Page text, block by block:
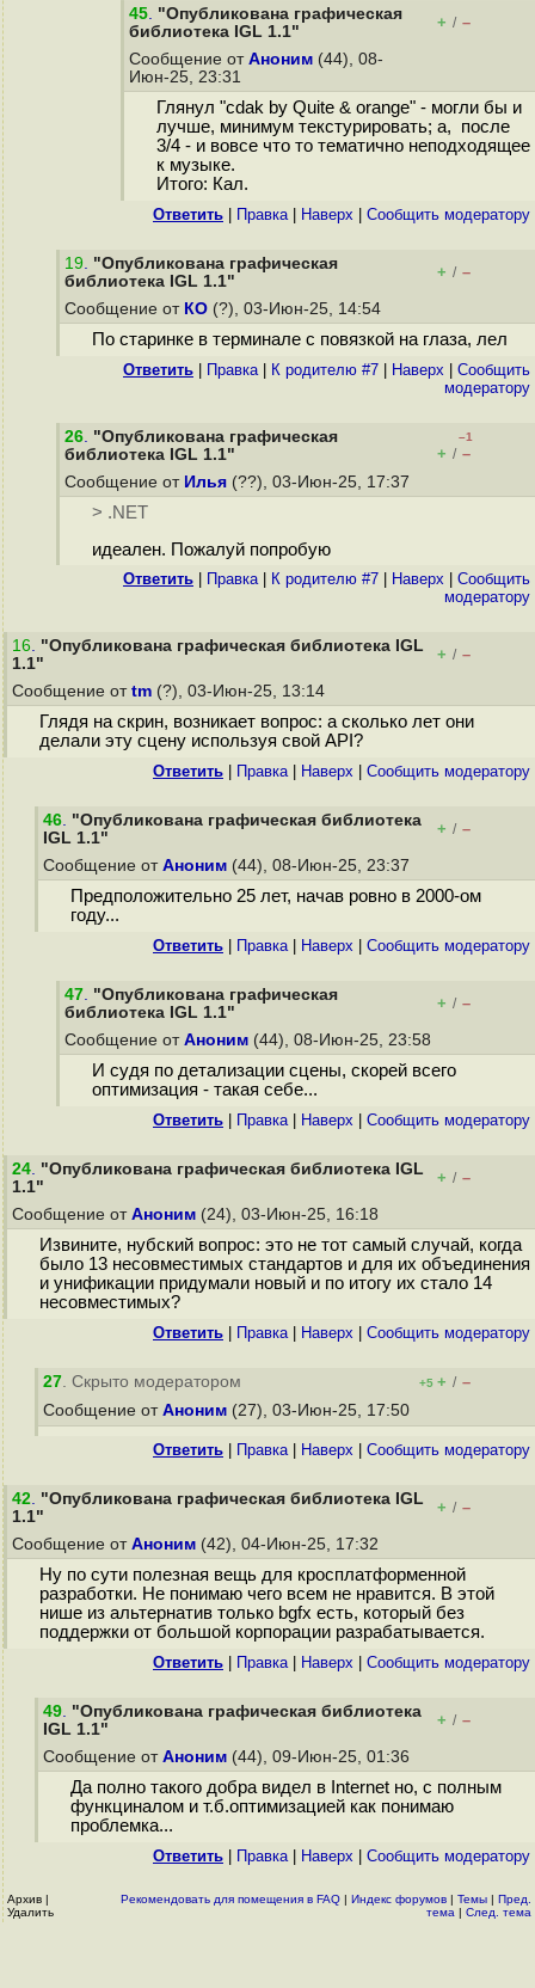
45. "Опубликована графическая
библиотека IGL 1.1"
+ / –
Сообщение от Аноним (44), 08-
Июн-25, 23:31
Глянул "cdak by Quite & orange" - могли бы и
лучше, минимум текстурировать; а, после
3/4 - и вовсе что то тематично неподходящее
к музыке.
Итого: Кал.
Ответить Правка| Наверх Cообщить модератору
19. "Опубликована графическая
библиотека IGL 1.1"
+ / –
Сообщение от КО (?), 03-Июн-25, 14:54
По старинке в терминале с повязкой на глаза, лел
Ответить Правка| К родителю #7 Наверх
Cообщить
модератору
26. "Опубликована графическая
библиотека IGL 1.1"
–1
+ / –
Сообщение от Илья (??), 03-Июн-25, 17:37
> .NET
идеален. Пожалуй попробую
Ответить Правка| К родителю #7 Наверх
Cообщить
модератору
16. "Опубликована графическая библиотека IGL
1.1"
+ / –
Сообщение от tm (?), 03-Июн-25, 13:14
Глядя на скрин, возникает вопрос: а сколько лет они
делали эту сцену используя свой API?
Ответить Правка| Наверх Cообщить модератору
46. "Опубликована графическая библиотека
IGL 1.1"
+ / –
Сообщение от Аноним (44), 08-Июн-25, 23:37
Предположительно 25 лет, начав ровно в 2000-ом
году...
Ответить Правка| Наверх Cообщить модератору
47. "Опубликована графическая
библиотека IGL 1.1"
+ / –
Сообщение от Аноним (44), 08-Июн-25, 23:58
И судя по детализации сцены, скорей всего
оптимизация - такая себе...
Ответить Правка| Наверх Cообщить модератору
24. "Опубликована графическая библиотека IGL
1.1"
+ / –
Сообщение от Аноним (24), 03-Июн-25, 16:18
Извините, нубский вопрос: это не тот самый случай, когда
было 13 несовместимых стандартов и для их объединения
и унификации придумали новый и по итогу их стало 14
несовместимых?
Ответить Правка| Наверх Cообщить модератору
27. Скрыто модератором +5 + / –
Сообщение от Аноним (27), 03-Июн-25, 17:50
Ответить Правка| Наверх Cообщить модератору
42. "Опубликована графическая библиотека IGL
1.1"
+ / –
Сообщение от Аноним (42), 04-Июн-25, 17:32
Ну по сути полезная вещь для кросплатформенной
разработки. Не понимаю чего всем не нравится. В этой
нише из альтернатив только bgfx есть, который без
поддержки от большой корпорации разрабатывается.
Ответить Правка| Наверх Cообщить модератору
49. "Опубликована графическая библиотека
IGL 1.1"
+ / –
Сообщение от Аноним (44), 09-Июн-25, 01:36
Да полно такого добра видел в Internet но, с полным
функциналом и т.б.оптимизацией как понимаю
проблемка...
Ответить Правка| Наверх Cообщить модератору
Архив |
Удалить
Рекомендовать для помещения в FAQ | Индекс форумов | Темы | Пред.
тема | След. тема